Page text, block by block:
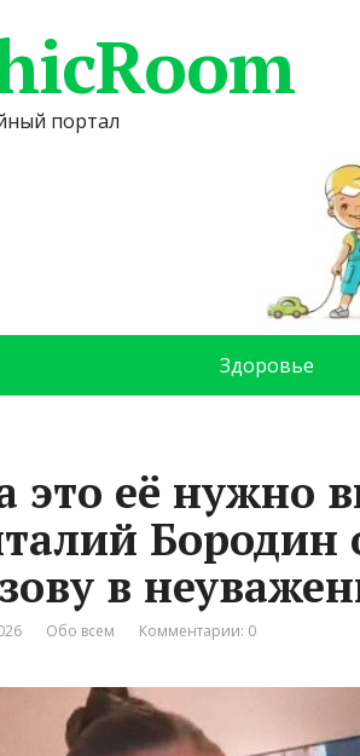
портал
Здоровье
это её нужно
Бородин
в
Обо всем Комментарии: 0